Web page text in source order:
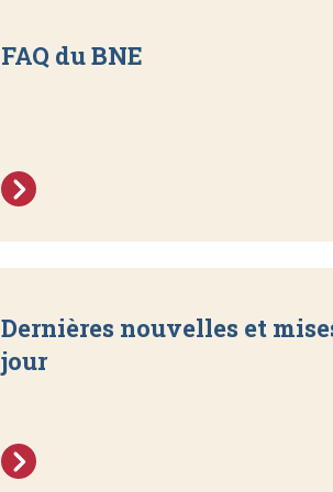
FAQ du BNE
Dernières nouvelles et
jour